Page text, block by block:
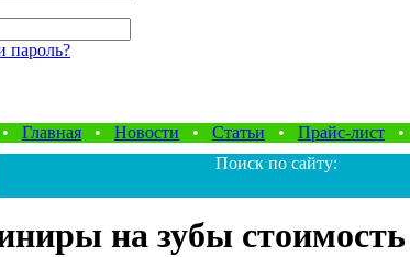
пароль?
• Главная • Новости • Статьи • Прайс-лист •
Поиск по сайту:
на зубы стоимость